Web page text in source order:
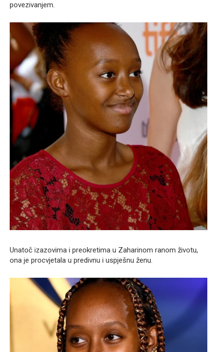
povezivanjem.
Unatoč izazovima i preokretima u Zaharinom ranom životu,
ona je procvjetala u predivnu i uspješnu ženu.